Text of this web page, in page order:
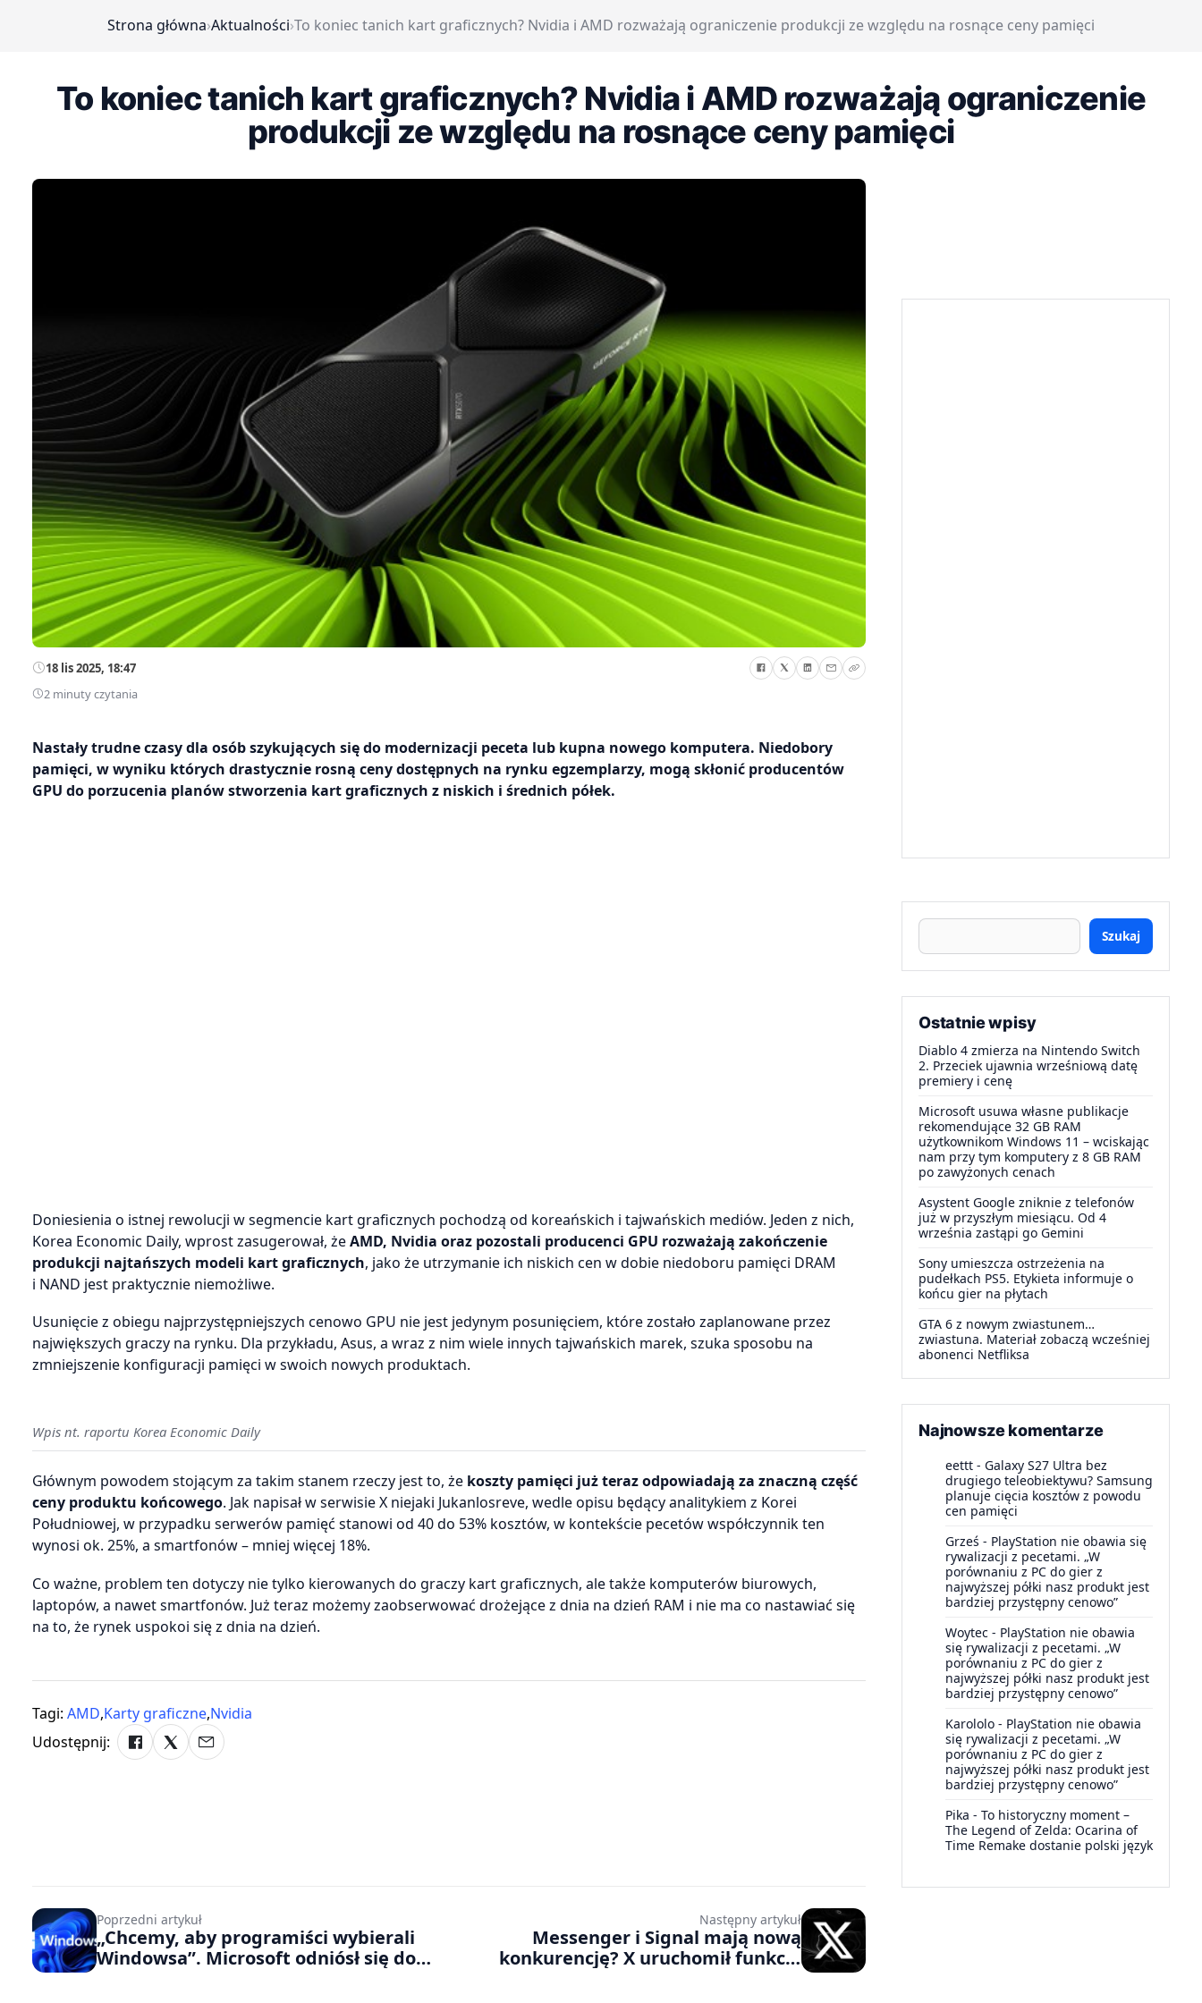
Strona główna›Aktualności›To koniec tanich kart graficznych? Nvidia i AMD rozważają ograniczenie produkcji ze względu na rosnące ceny pamięci
To koniec tanich kart graficznych? Nvidia i AMD rozważają ograniczenie
produkcji ze względu na rosnące ceny pamięci
18 lis 2025, 18:47
2 minuty czytania
Nastały trudne czasy dla osób szykujących się do modernizacji peceta lub kupna nowego komputera. Niedobory
pamięci, w wyniku których drastycznie rosną ceny dostępnych na rynku egzemplarzy, mogą skłonić producentów
GPU do porzucenia planów stworzenia kart graficznych z niskich i średnich półek.
Doniesienia o istnej rewolucji w segmencie kart graficznych pochodzą od koreańskich i tajwańskich mediów. Jeden z nich,
Korea Economic Daily, wprost zasugerował, żeAMD, Nvidia oraz pozostali producenci GPU rozważają zakończenie
produkcji najtańszych modeli kart graficznych, jako że utrzymanie ich niskich cen w dobie niedoboru pamięci DRAM
i NAND jest praktycznie niemożliwe.
Usunięcie z obiegu najprzystępniejszych cenowo GPU nie jest jedynym posunięciem, które zostało zaplanowane przez
największych graczy na rynku. Dla przykładu, Asus, a wraz z nim wiele innych tajwańskich marek, szuka sposobu na
zmniejszenie konfiguracji pamięci w swoich nowych produktach.
Wpis nt. raportu Korea Economic Daily
Głównym powodem stojącym za takim stanem rzeczy jest to, że koszty pamięci już teraz odpowiadają za znaczną część
ceny produktu końcowego. Jak napisał w serwisie X niejaki Jukanlosreve, wedle opisu będący analitykiem z Korei
Południowej, w przypadku serwerów pamięć stanowi od 40 do 53% kosztów, w kontekście pecetów współczynnik ten
wynosi ok. 25%, a smartfonów – mniej więcej 18%.
Co ważne, problem ten dotyczy nie tylko kierowanych do graczy kart graficznych, ale także komputerów biurowych,
laptopów, a nawet smartfonów. Już teraz możemy zaobserwować drożejące z dnia na dzień RAM i nie ma co nastawiać się
na to, że rynek uspokoi się z dnia na dzień.
Tagi: AMD,Karty graficzne,Nvidia
Udostępnij:
Szukaj
Ostatnie wpisy
Diablo 4 zmierza na Nintendo Switch
2. Przeciek ujawnia wrześniową datę
premiery i cenę
Microsoft usuwa własne publikacje
rekomendujące 32 GB RAM
użytkownikom Windows 11 – wciskając
nam przy tym komputery z 8 GB RAM
po zawyżonych cenach
Asystent Google zniknie z telefonów
już w przyszłym miesiącu. Od 4
września zastąpi go Gemini
Sony umieszcza ostrzeżenia na
pudełkach PS5. Etykieta informuje o
końcu gier na płytach
GTA 6 z nowym zwiastunem…
zwiastuna. Materiał zobaczą wcześniej
abonenci Netfliksa
Najnowsze komentarze
eettt - Galaxy S27 Ultra bez
drugiego teleobiektywu? Samsung
planuje cięcia kosztów z powodu
cen pamięci
Grześ - PlayStation nie obawia się
rywalizacji z pecetami. „W
porównaniu z PC do gier z
najwyższej półki nasz produkt jest
bardziej przystępny cenowo”
Woytec - PlayStation nie obawia
się rywalizacji z pecetami. „W
porównaniu z PC do gier z
najwyższej półki nasz produkt jest
bardziej przystępny cenowo”
Karololo - PlayStation nie obawia
się rywalizacji z pecetami. „W
porównaniu z PC do gier z
najwyższej półki nasz produkt jest
bardziej przystępny cenowo”
Pika - To historyczny moment –
The Legend of Zelda: Ocarina of
Time Remake dostanie polski język
Poprzedni artykuł
„Chcemy, aby programiści wybierali
Windowsa”. Microsoft odniósł się do
Następny artykuł
Messenger i Signal mają nową
konkurencję? X uruchomił funkcję